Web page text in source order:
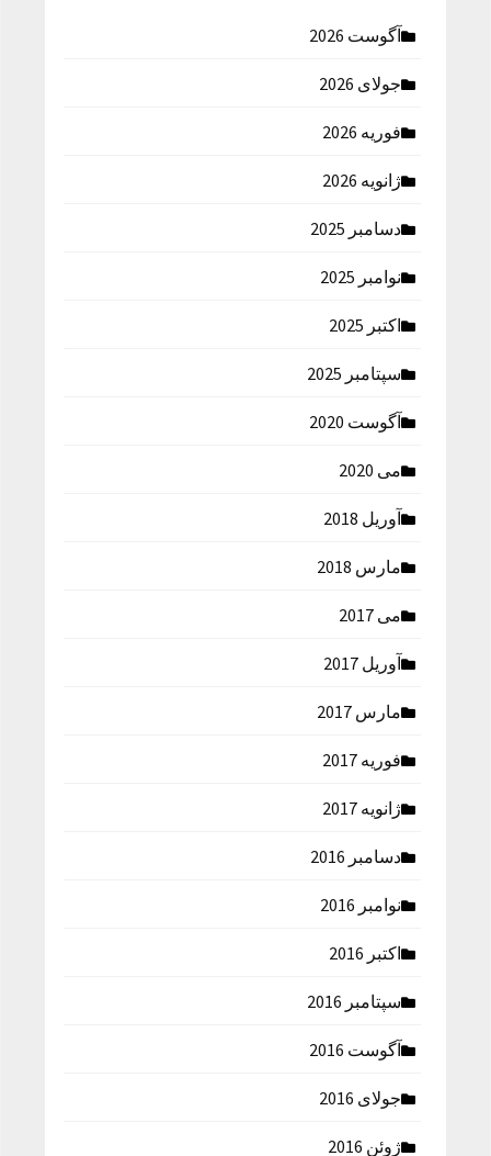
آگوست 2026
جولای 2026
فوریه 2026
ژانویه 2026
دسامبر 2025
نوامبر 2025
اکتبر 2025
سپتامبر 2025
آگوست 2020
می 2020
آوریل 2018
مارس 2018
می 2017
آوریل 2017
مارس 2017
فوریه 2017
ژانویه 2017
دسامبر 2016
نوامبر 2016
اکتبر 2016
سپتامبر 2016
آگوست 2016
جولای 2016
ژوئن 2016